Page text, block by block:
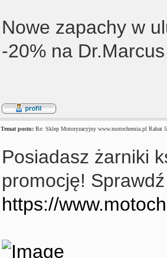
Nowe zapachy w
-20% na
Temat postu: Re: Sklep Motoryzacyjny www.motochemia.pl Rabat
Posiadasz żarniki
promocję!
https://